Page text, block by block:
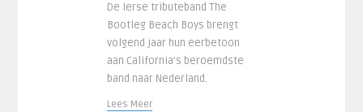
De Ierse tributeband The
Bootleg Beach Boys brengt
volgend jaar hun eerbetoon
aan California’s beroemdste
band naar Nederland.
Lees Meer